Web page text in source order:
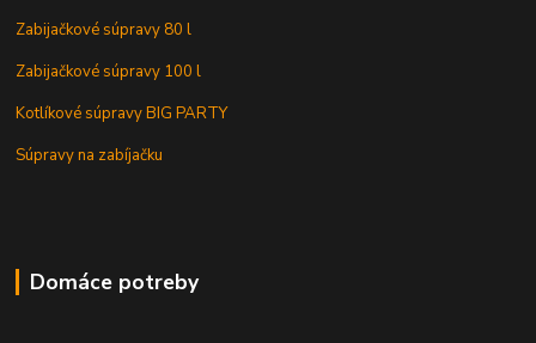
Zabijačkové súpravy 80 l
Zabijačkové súpravy 100 l
Kotlíkové súpravy BIG PARTY
Súpravy na zabíjačku
Domáce potreby